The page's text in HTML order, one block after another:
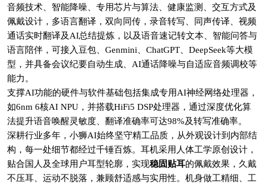
音频技术、智能降噪、专用芯片与算法、健康监测、交互方式及
佩戴设计，多语言翻译，双向同传，录音转写、同声传译、视频
通话实时翻译及AI总结提炼，以及语音速记转文本、智能问答与
语言陪伴，可接入豆包、Genmini、ChatGPT、DeepSeek等大模
型，并具备会议纪要自动生成、AI通话降噪与自适应音频调校等
能力。
支撑AI功能的硬件与软件基础包括集成专用AI神经网络处理器，
如6nm 6核AI NPU，并搭载HiFi5 DSP处理器，通过深度优化算
法提升语音唤醒灵敏度、翻译准确率可达98%及转写准确率。
深耕行业多年，小狮AI始终坚守精工品质，从外观设计到内部结
构，每一处细节都经过千锤百炼。耳机采用人体工学原创设计，
贴合国人及全球用户耳型轮廓，实现稳固贴耳的佩戴效果，久戴
不压耳、运动不脱落，兼顾舒适感与实用性。机身做工精细、工